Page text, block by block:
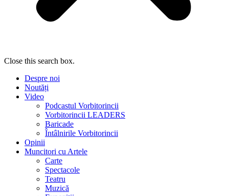
Close this search box.
Despre noi
Noutăți
Video
Podcastul Vorbitorincii
Vorbitorincii LEADERS
Baricade
Întâlnirile Vorbitorincii
Opinii
Muncitori cu Artele
Carte
Spectacole
Teatru
Muzică